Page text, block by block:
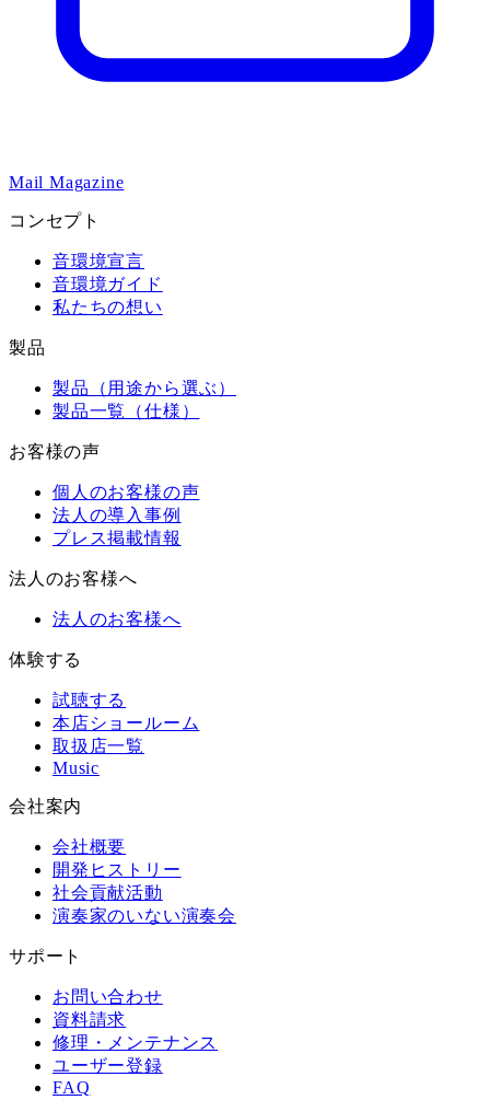
Mail Magazine
コンセプト
音環境宣言
音環境ガイド
私たちの想い
製品
製品（用途から選ぶ）
製品一覧（仕様）
お客様の声
個人のお客様の声
法人の導入事例
プレス掲載情報
法人のお客様へ
法人のお客様へ
体験する
試聴する
本店ショールーム
取扱店一覧
Music
会社案内
会社概要
開発ヒストリー
社会貢献活動
演奏家のいない演奏会
サポート
お問い合わせ
資料請求
修理・メンテナンス
ユーザー登録
FAQ